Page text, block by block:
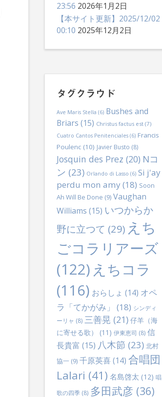
23:56 2026年1月2日
【本サイト更新】2025/12/02
00:10 2025年12月2日
タグクラウド
Ave Maris Stella (6) Bushes and
Briars (15) Christus factus est(7)
Cuatro Cantos Penitenciales(6) Francis
Poulenc(10) Javier Busto (8)
Josquin des Prez (20) Nコ
ン (23) Orlando di Lasso (6) Si j'ay
perdu mon amy(18) Soon
Ah Will Be Done (9) Vaughan
Williams (15) いつからか
野に立つて (29) えち
ごコラリアーズ
(122) えちコラ
(116) おらしょ (14) オペ
ラ「てかがみ」
(18) シンディ
ーリャ (8) 三善晃 (21) 仔羊（海
に寄せる歌）
(11) 伊東恵司 (8) 信
長貴富 (15) 八木節 (23) 北村
協一 (9) 千原英喜(14) 合唱団
Lalari (41) 名島啓太 (12) 唱
歌の四季(8) 多田武彦 (36)